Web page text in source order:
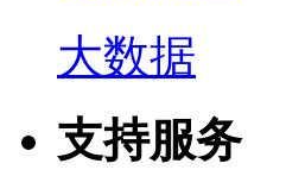
大数据
支持服务